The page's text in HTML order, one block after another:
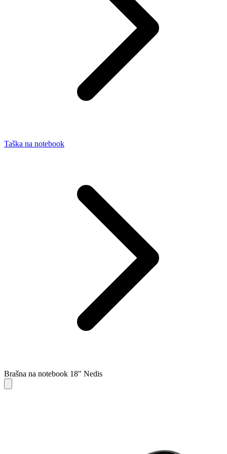
Taška na notebook
Brašna na notebook 18" Nedis